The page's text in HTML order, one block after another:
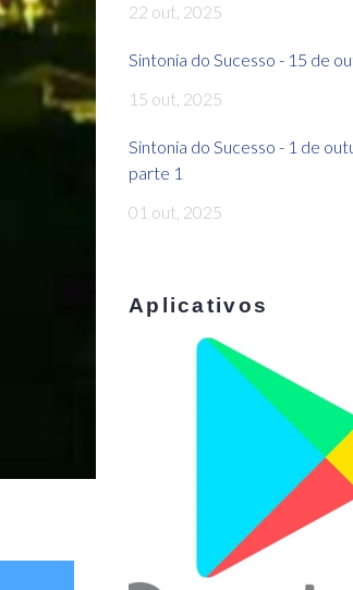
22 out, 2025
Sintonia do Sucesso - 15 de
15 out, 2025
Sintonia do Sucesso - 1 de
parte 1
01 out, 2025
Aplicativos